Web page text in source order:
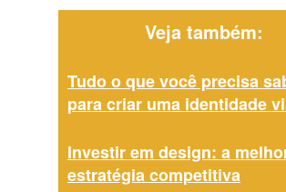
Veja também:
Tudo o que você precisa
para criar uma identidade
Investir em design: a
estratégia competitiva